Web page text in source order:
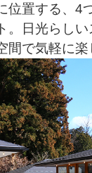
位置する、4
。日光らし
間で気軽に楽